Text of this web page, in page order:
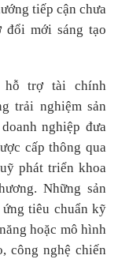
tiếp cận chưa
mới sáng tạo
hỗ trợ tài chính
trải nghiệm sản
nghiệp đưa
cấp thông qua
phát triển khoa
Những sản
tiêu chuẩn kỹ
hoặc mô hình
công nghệ chiến